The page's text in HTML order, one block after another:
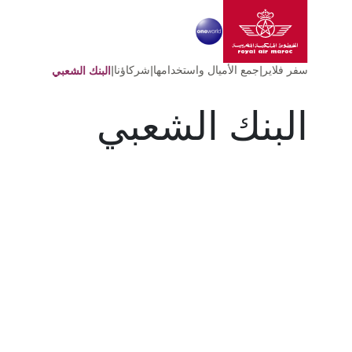
تخطي إلى المحتوى الرئيسي
انتقل إلى الصفحة
سفر فلاير جمع الأميال واستخدامها شركاؤنا البنك الشعبي
البنك الشعبي